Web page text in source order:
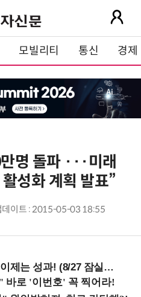
모빌리티 통신 경제
명 돌파 ···미래
성화 계획 발표”
데이트 : 2015-05-03 18:55
는 성과! (8/27 잠실역)